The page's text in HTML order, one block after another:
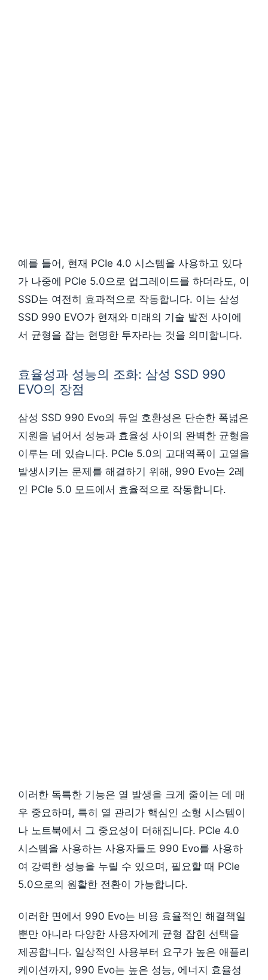
예를 들어, 현재 PCIe 4.0 시스템을 사용하고 있다
가 나중에 PCIe 5.0으로 업그레이드를 하더라도, 이
SSD는 여전히 효과적으로 작동합니다. 이는 삼성
SSD 990 EVO가 현재와 미래의 기술 발전 사이에
서 균형을 잡는 현명한 투자라는 것을 의미합니다.
효율성과 성능의 조화: 삼성 SSD 990
EVO의 장점
삼성 SSD 990 Evo의 듀얼 호환성은 단순한 폭넓은
지원을 넘어서 성능과 효율성 사이의 완벽한 균형을
이루는 데 있습니다. PCIe 5.0의 고대역폭이 고열을
발생시키는 문제를 해결하기 위해, 990 Evo는 2레
인 PCIe 5.0 모드에서 효율적으로 작동합니다.
이러한 독특한 기능은 열 발생을 크게 줄이는 데 매
우 중요하며, 특히 열 관리가 핵심인 소형 시스템이
나 노트북에서 그 중요성이 더해집니다. PCIe 4.0
시스템을 사용하는 사용자들도 990 Evo를 사용하
여 강력한 성능을 누릴 수 있으며, 필요할 때 PCIe
5.0으로의 원활한 전환이 가능합니다.
이러한 면에서 990 Evo는 비용 효율적인 해결책일
뿐만 아니라 다양한 사용자에게 균형 잡힌 선택을
제공합니다. 일상적인 사용부터 요구가 높은 애플리
케이션까지, 990 Evo는 높은 성능, 에너지 효율성